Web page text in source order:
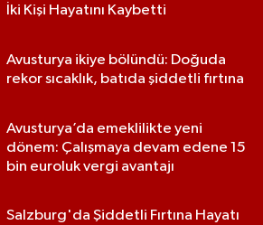
İki Kişi Hayatını Kaybetti
Avusturya ikiye bölündü: Doğuda
rekor sıcaklık, batıda şiddetli fırtına
Avusturya’da emeklilikte yeni
dönem: Çalışmaya devam edene 15
bin euroluk vergi avantajı
Salzburg'da Şiddetli Fırtına Hayatı